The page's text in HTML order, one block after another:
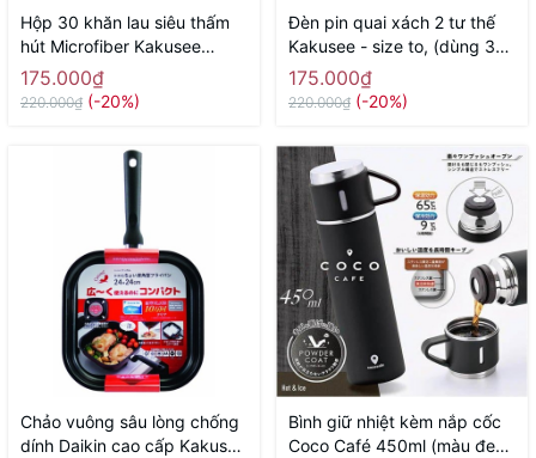
Hộp 30 khăn lau siêu thấm
hút Microfiber Kakusee
(dạng cuộn, dùng nhiều lần)
- Hàng Nhật nội địa
175.000₫
220.000₫ (-20%)
Đèn pin quai xách 2 tư thế
Kakusee - size to, (dùng 3
pin tiểu AA) - Hàng Nhật nội
địa
175.000₫
220.000₫ (-20%)
Chảo vuông sâu lòng chống
dính Daikin cao cấp Kakusee
Bình giữ nhiệt kèm nắp cốc
Coco Café 450ml (màu đen)